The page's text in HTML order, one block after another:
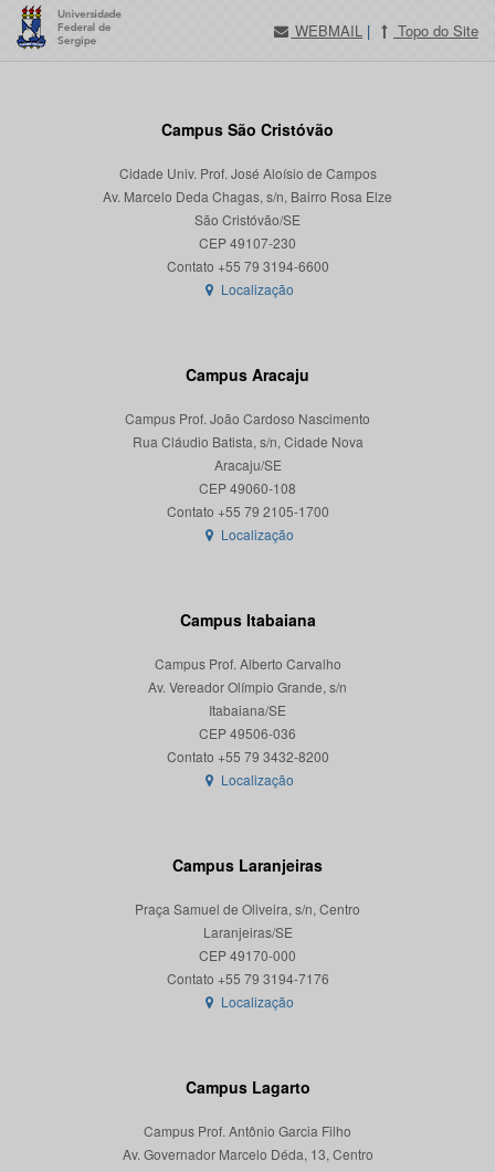
WEBMAIL | Topo do Site
Campus São Cristóvão
Cidade Univ. Prof. José Aloísio de Campos
Av. Marcelo Deda Chagas, s/n, Bairro Rosa Elze
São Cristóvão/SE
CEP 49107-230
Localização
Campus Aracaju
Campus Prof. João Cardoso Nascimento
Rua Cláudio Batista, s/n, Cidade Nova
Aracaju/SE
CEP 49060-108
Localização
Campus Itabaiana
Campus Prof. Alberto Carvalho
Av. Vereador Olímpio Grande, s/n
Itabaiana/SE
CEP 49506-036
Localização
Campus Laranjeiras
Praça Samuel de Oliveira, s/n, Centro
Laranjeiras/SE
CEP 49170-000
Localização
Campus Lagarto
Campus Prof. Antônio Garcia Filho
Av. Governador Marcelo Déda, 13, Centro